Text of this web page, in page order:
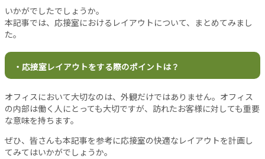
プ
ラ
イ
リ
シ
ー
お
問
いかがでしたでしょうか。
本記事では、応接室におけるレイアウトについて、まとめてみまし
た。
・応接室レイアウトをする際のポイントは？
オフィスにおいて大切なのは、外観だけではありません。オフィス
の内部は働く人にとっても大切ですが、訪れたお客様に対しても重要
な意味を持ちます。
ぜひ、皆さんも本記事を参考に応接室の快適なレイアウトを計画し
てみてはいかがでしょうか。